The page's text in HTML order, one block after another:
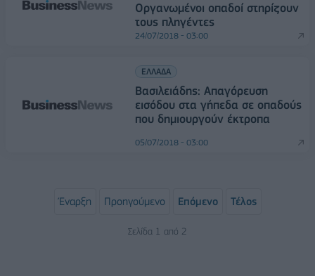
Οργανωμένοι οπαδοί στηρίζουν
τους πληγέντες
24/07/2018 - 03:00
ΕΛΛΑΔΑ
Βασιλειάδης: Απαγόρευση
εισόδου στα γήπεδα σε οπαδούς
που δημιουργούν έκτροπα
05/07/2018 - 03:00
Έναρξη Προηγούμενο Επόμενο Τέλος
Σελίδα 1 από 2